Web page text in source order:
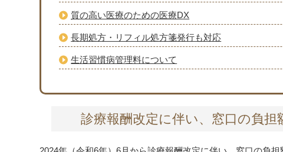
質の高い医療のための医療DX
長期処方・リフィル処方箋発行も対応
生活習慣病管理料について
診療報酬改定に伴い、窓口の負担